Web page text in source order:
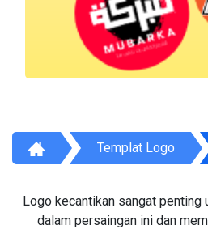
Templat Logo
Logo kecantikan sangat penting
dalam persaingan ini dan